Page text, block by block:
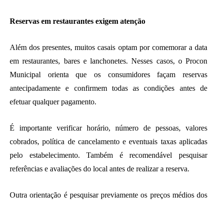
Reservas em restaurantes exigem atenção
Além dos presentes, muitos casais optam por comemorar a data
em restaurantes, bares e lanchonetes. Nesses casos, o Procon
Municipal orienta que os consumidores façam reservas
antecipadamente e confirmem todas as condições antes de
efetuar qualquer pagamento.
É importante verificar horário, número de pessoas, valores
cobrados, política de cancelamento e eventuais taxas aplicadas
pelo estabelecimento. Também é recomendável pesquisar
referências e avaliações do local antes de realizar a reserva.
Outra orientação é pesquisar previamente os preços médios dos